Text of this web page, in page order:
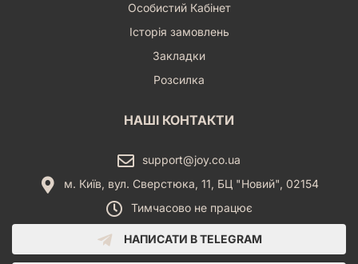
Особистий Кабінет
Історія замовлень
Закладки
Розсилка
НАШІ КОНТАКТИ
support@joy.co.ua
м. Київ, вул. Сверстюка, 11, БЦ "Новий", 02154
Тимчасово не працює
НАПИСАТИ В TELEGRAM